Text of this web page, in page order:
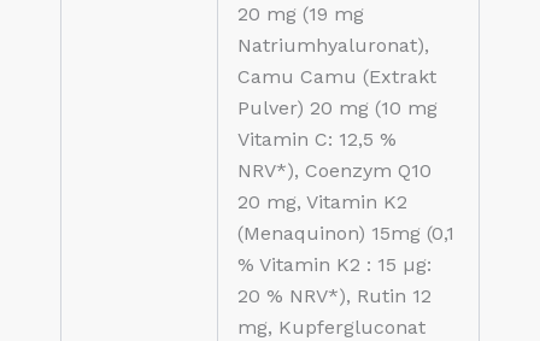
20 mg (19 mg
Natriumhyaluronat),
Camu Camu (Extrakt
Pulver) 20 mg (10 mg
Vitamin C: 12,5 %
NRV*), Coenzym Q10
20 mg, Vitamin K2
(Menaquinon) 15mg (0,1
% Vitamin K2 : 15 µg:
20 % NRV*), Rutin 12
mg, Kupfergluconat